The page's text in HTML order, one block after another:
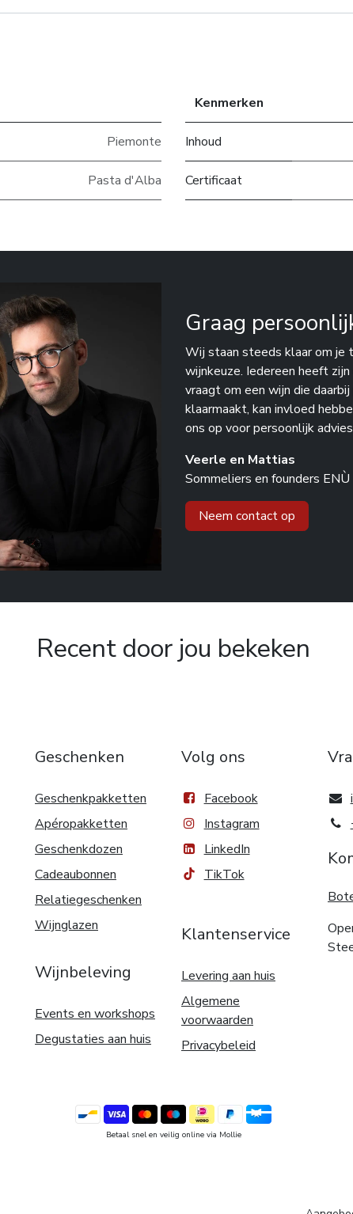
Piemonte
Pasta d'Alba
Kenmerken
Inhoud
Certificaat
Graag
Wij staan steeds klaar om je
wijnkeuze. Iedereen heeft
vraagt om een wijn die
klaarmaakt, kan invloed
ons op voor persoonlijk
Veerle en Mattias
Sommeliers en founders ENÙ
Neem contact op
Recent door jou bekeken
Geschenken
Geschenkpakketten
Apéropakketten
Geschenkdozen
Cadeaubonnen
Relatiegeschenken
Wijnglazen
Wijnbeleving
Events en workshops
Degustaties aan huis
Volg ons
Facebook
Instagram
LinkedIn
TikTok
Klantenservice
Levering aan huis
Algemene
voorwaarden
Privacybeleid
Betaal snel en veilig online via Mollie